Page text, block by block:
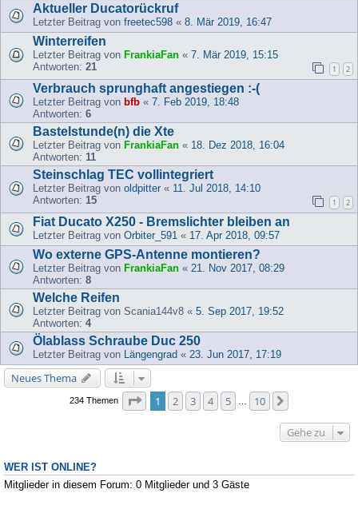
Aktueller Ducatorückruf
Letzter Beitrag von freetec598 « 8. Mär 2019, 16:47
Winterreifen
Letzter Beitrag von FrankiaFan « 7. Mär 2019, 15:15
Antworten: 21 1 2
Verbrauch sprunghaft angestiegen :-(
Letzter Beitrag von bfb « 7. Feb 2019, 18:48
Antworten: 6
Bastelstunde(n) die Xte
Letzter Beitrag von FrankiaFan « 18. Dez 2018, 16:04
Antworten: 11
Steinschlag TEC vollintegriert
Letzter Beitrag von oldpitter « 11. Jul 2018, 14:10
Antworten: 15 1 2
Fiat Ducato X250 - Bremslichter bleiben an
Letzter Beitrag von Orbiter_591 « 17. Apr 2018, 09:57
Wo externe GPS-Antenne montieren?
Letzter Beitrag von FrankiaFan « 21. Nov 2017, 08:29
Antworten: 8
Welche Reifen
Letzter Beitrag von Scania144v8 « 5. Sep 2017, 19:52
Antworten: 4
Ölablass Schraube Duc 250
Letzter Beitrag von Längengrad « 23. Jun 2017, 17:19
Neues Thema
234 Themen Seite von
1 2 3 4 5 10
Gehe zu
WER IST ONLINE?
Mitglieder in diesem Forum: 0 Mitglieder und 3 Gäste